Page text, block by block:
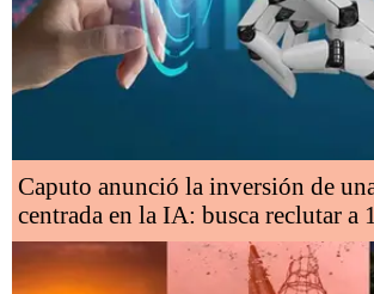
Caputo anunció la inversión de
centrada en la IA: busca reclutar a